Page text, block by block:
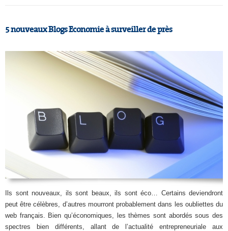
5 nouveaux Blogs Economie à surveiller de près
Ils sont nouveaux, ils sont beaux, ils sont éco… Certains deviendront
peut être célèbres, d’autres mourront probablement dans les oubliettes du
web français. Bien qu’économiques, les thèmes sont abordés sous des
spectres bien différents, allant de l’actualité entrepreneuriale aux